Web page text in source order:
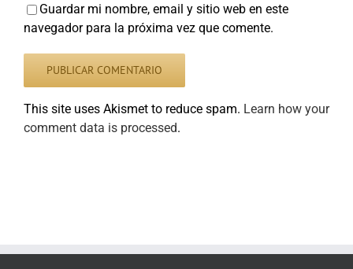
Guardar mi nombre, email y sitio web en este
navegador para la próxima vez que comente.
This site uses Akismet to reduce spam. Learn how your
comment data is processed.